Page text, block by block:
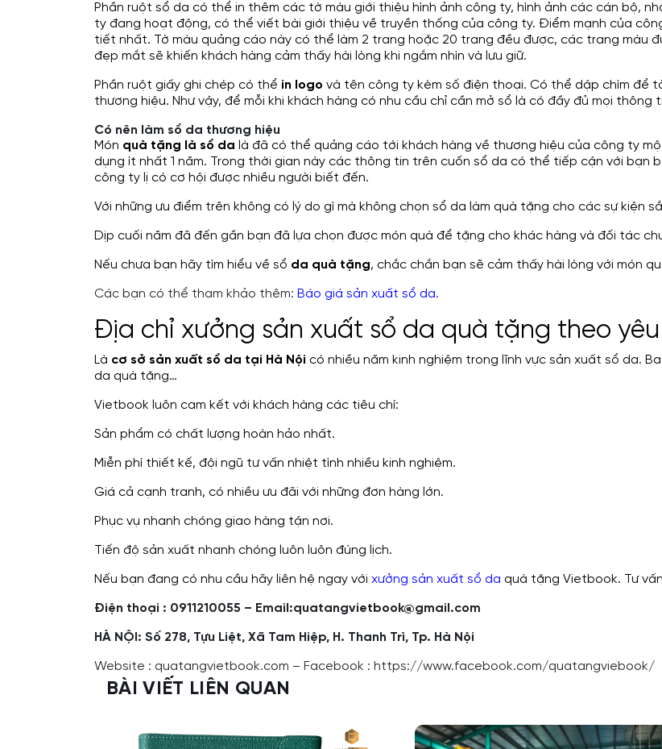
Phần ruột sổ da có thể in thêm các tờ màu giới thiệu hình ảnh công ty, hình ảnh các cán bộ,
ty đang hoạt động, có thể viết bài giới thiệu về truyền thống của công ty. Điểm mạnh của
tiết nhất. Tờ màu quảng cáo này có thể làm 2 trang hoặc 20 trang đều được, các trang màu
đẹp mắt sẽ khiến khách hàng cảm thấy hài lòng khi ngắm nhìn và lưu giữ.
Phần ruột giấy ghi chép có thể in logo và tên công ty kèm số điện thoại. Có thể dập chìm để
thương hiệu. Như vậy, để mỗi khi khách hàng có nhu cầu chỉ cần mở sổ là có đầy đủ mọi thông
Có nên làm sổ da thương hiệu
Món quà tặng là sổ da là đã có thể quảng cáo tới khách hàng về thương hiệu của công ty
dụng ít nhất 1 năm. Trong thời gian này các thông tin trên cuốn sổ da có thể tiếp cận với bạn
công ty lị có cơ hội được nhiều người biết đến.
Với những ưu điểm trên không có lý do gì mà không chọn sổ da làm quà tặng cho các sự kiện
Dịp cuối năm đã đến gần bạn đã lựa chọn được món quà để tặng cho khác hàng và đối tác
Nếu chưa bạn hãy tìm hiểu về sổ da quà tặng, chắc chắn bạn sẽ cảm thấy hài lòng với món
Các bạn có thể tham khảo thêm: Báo giá sản xuất sổ da.
Địa chỉ xưởng sản xuất sổ da quà tặng theo
Là cơ sở sản xuất sổ da tại Hà Nội có nhiều năm kinh nghiệm trong lĩnh vực sản xuất sổ da.
da quà tặng…
Vietbook luôn cam kết với khách hàng các tiêu chí:
Sản phẩm có chất lượng hoàn hảo nhất.
Miễn phí thiết kế, đội ngũ tư vấn nhiệt tình nhiều kinh nghiệm.
Giá cả cạnh tranh, có nhiều ưu đãi với những đơn hàng lớn.
Phục vụ nhanh chóng giao hàng tận nơi.
Tiến độ sản xuất nhanh chóng luôn luôn đúng lịch.
Nếu bạn đang có nhu cầu hãy liên hệ ngay với xưởng sản xuất sổ da quà tặng Vietbook. Tư
Điện thoại : 0911210055 – Email:quatangvietbook@gmail.com
HÀ NỘI: Số 278, Tựu Liệt, Xã Tam Hiệp, H. Thanh Trì, Tp. Hà Nội
Website : quatangvietbook.com – Facebook : https://www.facebook.com/quatangviebook/
BÀI VIẾT LIÊN QUAN